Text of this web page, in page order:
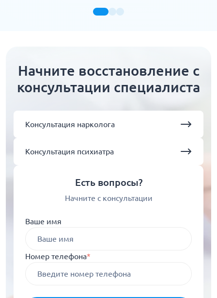
Начните восстановление с
консультации специалиста
Консультация нарколога
Консультация психиатра
Есть вопросы?
Начните с консультации
Ваше имя
Номер телефона*